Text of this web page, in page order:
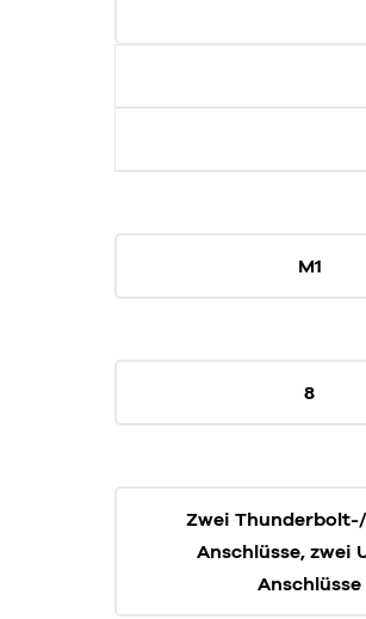
M1
8
Zwei
Anschlüsse, zwei
Anschlüsse